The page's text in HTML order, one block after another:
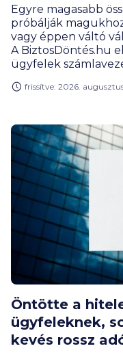
Egyre magasabb
próbálják
vagy éppen váltó
A BiztosDöntés.hu
ügyfelek
költségek is nagy
frissítve: 2026.
Öntötte a
ügyfeleknek,
kevés rossz